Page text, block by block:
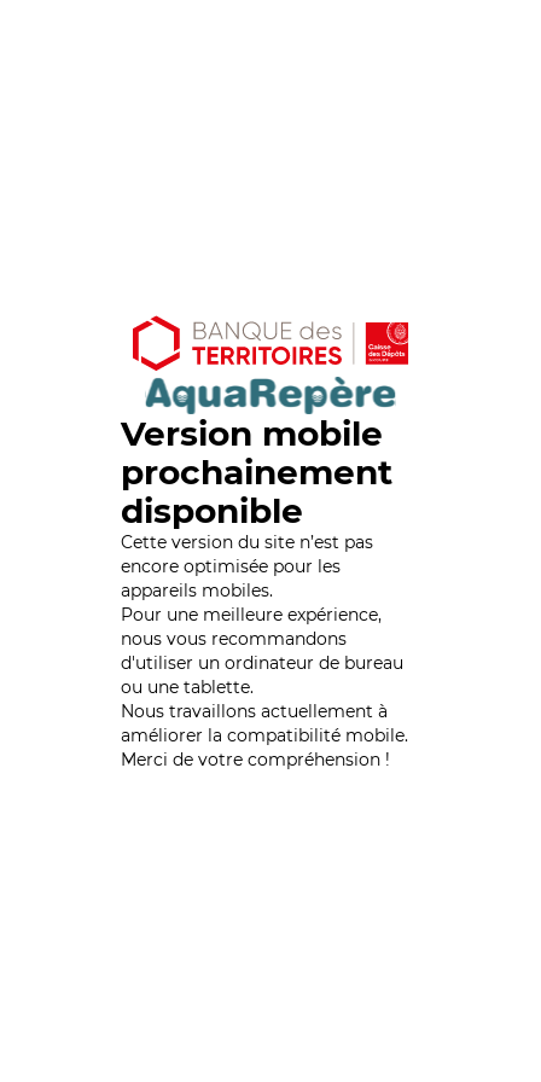
Version mobile
prochainement
disponible
Cette version du site n’est pas
encore optimisée pour les
appareils mobiles.
Pour une meilleure expérience,
nous vous recommandons
d'utiliser un ordinateur de bureau
ou une tablette.
Nous travaillons actuellement à
améliorer la compatibilité mobile.
Merci de votre compréhension !